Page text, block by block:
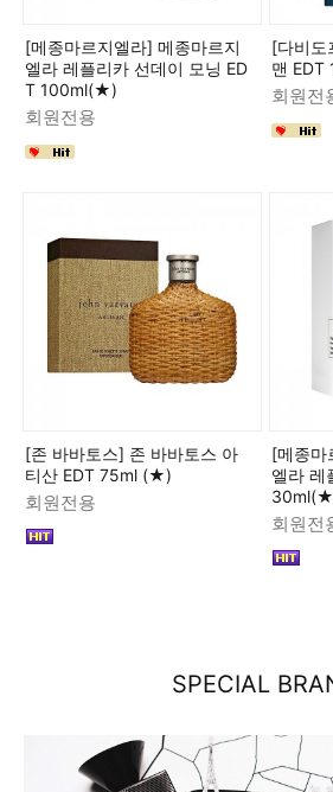
[메종마르지엘라] 메종마르지
엘라 레플리카 선데이 모닝 ED
T 100ml(★)
회원전용
[다비도
맨
회원전
[존 바바토스] 존 바바토스 아
티산 EDT 75ml (★)
회원전용
[메종마
엘라 레
회원전
SPECIAL